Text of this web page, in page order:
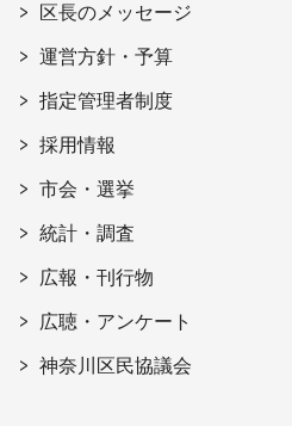
区長のメッセージ
運営方針・予算
指定管理者制度
採用情報
市会・選挙
統計・調査
広報・刊行物
広聴・アンケート
神奈川区民協議会